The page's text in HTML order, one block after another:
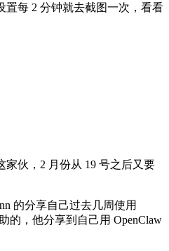
置每 2 分钟就去截图一次，看看
伙，2 月份从 19 号之后又要
的分享自己过去几周使用
的，他分享到自己用 OpenClaw